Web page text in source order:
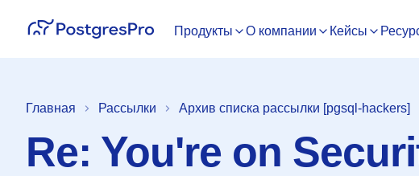
Продукты О компании Кейсы
Главная Рассылки Архив списка рассылки [pgsql-hackers]
Re: You're on